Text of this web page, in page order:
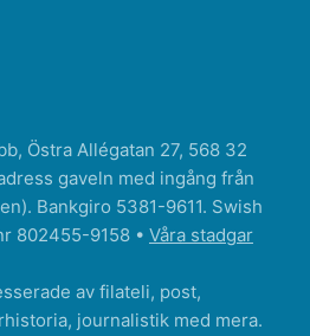
Östra Allégatan 27, 568 32
gaveln med ingång från
Bankgiro 5381-9611. Swish
802455-9158 • Våra stadgar
av filateli, post,
journalistik med mera.